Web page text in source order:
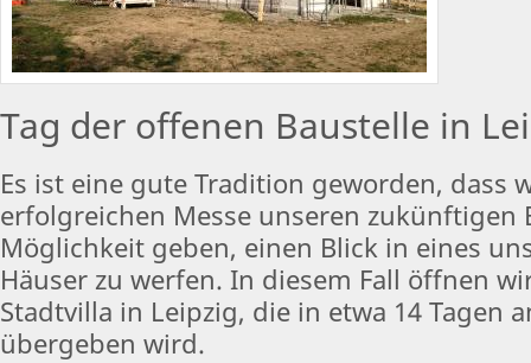
Tag der offenen Baustelle in
Es ist eine gute Tradition geworden, dass
erfolgreichen Messe unseren zukünftigen
Möglichkeit geben, einen Blick in eines
Häuser zu werfen. In diesem Fall öffnen
Stadtvilla in Leipzig, die in etwa 14 Tagen
übergeben wird.